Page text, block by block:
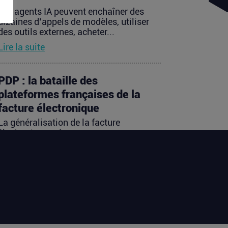
Les agents IA peuvent enchaîner des
d’appels de modèles, utiliser
outils externes, acheter...
la suite
: la bataille des
françaises de la
électronique
généralisation de la facture
crée, presque